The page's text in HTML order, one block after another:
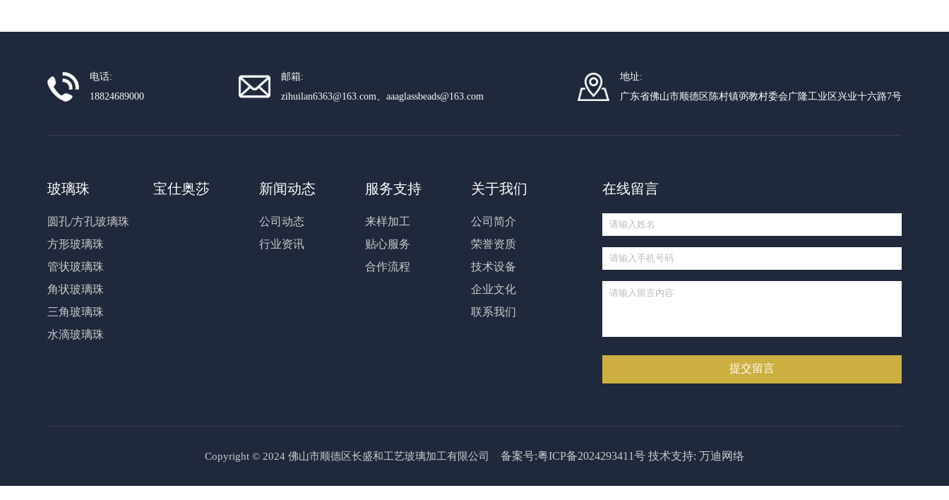
电话:
18824689000
邮箱:
zihuilan6363@163.com、aaaglassbeads@163.com
地址:
广东省佛山市顺德区陈村镇弼教村委会广隆工业区兴业十六路7号
玻璃珠
圆孔/方孔玻璃珠
方形玻璃珠
管状玻璃珠
角状玻璃珠
三角玻璃珠
水滴玻璃珠
宝仕奥莎 新闻动态
公司动态
行业资讯
服务支持
来样加工
贴心服务
合作流程
关于我们
公司简介
荣誉资质
技术设备
企业文化
联系我们
在线留言
Copyright © 2024 佛山市顺德区长盛和工艺玻璃加工有限公司 备案号:粤ICP备2024293411号 技术支持: 万迪网络